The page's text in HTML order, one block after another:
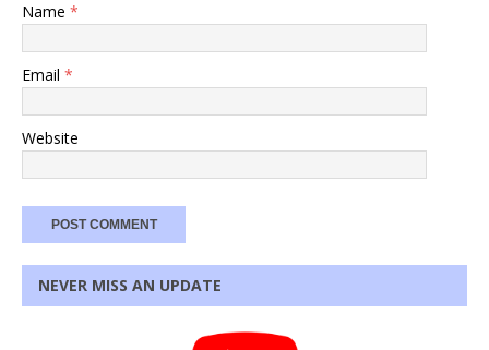
Name *
Email *
Website
NEVER MISS AN UPDATE